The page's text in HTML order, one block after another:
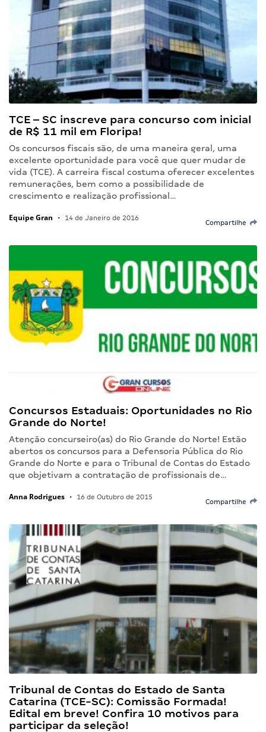
TCE – SC inscreve para concurso com inicial
de R$ 11 mil em Floripa!
Os concursos fiscais são, de uma maneira geral, uma
excelente oportunidade para você que quer mudar de
vida (TCE). A carreira fiscal costuma oferecer excelentes
remunerações, bem como a possibilidade de
crescimento e realização profissional…
Equipe Gran • 14 de Janeiro de 2016
Compartilhe
Concursos Estaduais: Oportunidades no Rio
Grande do Norte!
Atenção concurseiro(as) do Rio Grande do Norte! Estão
abertos os concursos para a Defensoria Pública do Rio
Grande do Norte e para o Tribunal de Contas do Estado
que objetivam a contratação de profissionais de…
Anna Rodrigues • 16 de Outubro de 2015
Compartilhe
Tribunal de Contas do Estado de Santa
Catarina (TCE-SC): Comissão Formada!
Edital em breve! Confira 10 motivos para
participar da seleção!